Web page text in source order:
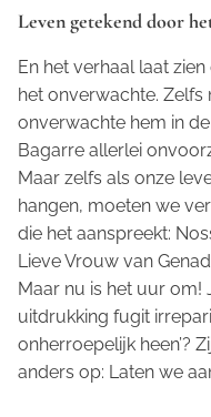
Leven getekend door
En het verhaal laat
het onverwachte.
onverwachte hem in
Bagarre allerlei
Maar zelfs als onze
hangen, moeten we
die het aanspreekt:
Lieve Vrouw van
Maar nu is het uur om!
uitdrukking fugit
onherroepelijk heen’?
anders op: Laten we